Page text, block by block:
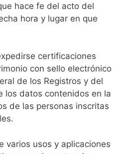
hace fe del acto del
hora y lugar en que
certificaciones
con sello electrónico
de los Registros y del
los datos contenidos en la
de las personas inscritas
varios usos y aplicaciones